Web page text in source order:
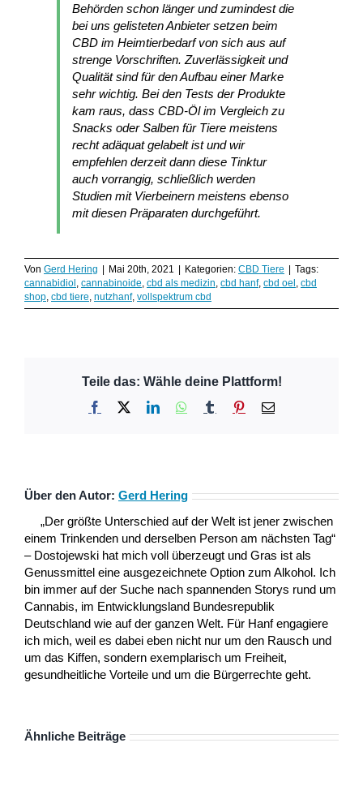
Behörden schon länger und zumindest die
bei uns gelisteten Anbieter setzen beim
CBD im Heimtierbedarf von sich aus auf
strenge Vorschriften. Zuverlässigkeit und
Qualität sind für den Aufbau einer Marke
sehr wichtig. Bei den Tests der Produkte
kam raus, dass CBD-Öl im Vergleich zu
Snacks oder Salben für Tiere meistens
recht adäquat gelabelt ist und wir
empfehlen derzeit dann diese Tinktur
auch vorrangig, schließlich werden
Studien mit Vierbeinern meistens ebenso
mit diesen Präparaten durchgeführt.
Von Gerd Hering | Mai 20th, 2021 | Kategorien: CBD Tiere | Tags:
cannabidiol, cannabinoide, cbd als medizin, cbd hanf, cbd oel, cbd
shop, cbd tiere, nutzhanf, vollspektrum cbd
Teile das: Wähle deine Plattform!
Facebook LinkedInWhatsApp
Tumblr Pinterest
E-
Über den Autor: Gerd Hering
„Der größte Unterschied auf der Welt ist jener zwischen
einem Trinkenden und derselben Person am nächsten Tag“
– Dostojewski hat mich voll überzeugt und Gras ist als
Genussmittel eine ausgezeichnete Option zum Alkohol. Ich
bin immer auf der Suche nach spannenden Storys rund um
Cannabis, im Entwicklungsland Bundesrepublik
Deutschland wie auf der ganzen Welt. Für Hanf engagiere
ich mich, weil es dabei eben nicht nur um den Rausch und
um das Kiffen, sondern exemplarisch um Freiheit,
gesundheitliche Vorteile und um die Bürgerrechte geht.
Ähnliche Beiträge